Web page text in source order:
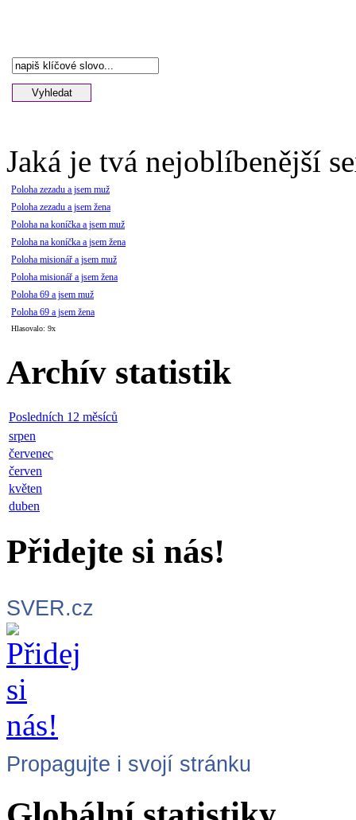
Jaká je tvá nejoblíbenější
Poloha zezadu a jsem muž
Poloha zezadu a jsem žena
Poloha na koníčka a jsem muž
Poloha na koníčka a jsem žena
Poloha misionář a jsem muž
Poloha misionář a jsem žena
Poloha 69 a jsem muž
Poloha 69 a jsem žena
Hlasovalo: 9x
Archív statistik
Posledních 12 měsíců
srpen
červenec
červen
květen
duben
Přidejte si nás!
SVER.cz
Propagujte i svojí stránku